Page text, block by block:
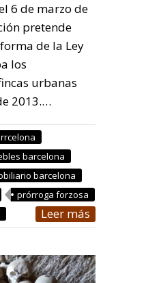
6 de marzo de
pretende
de la Ley
los
urbanas
2013.…
barcelona
barcelona
prórroga forzosa
Leer más